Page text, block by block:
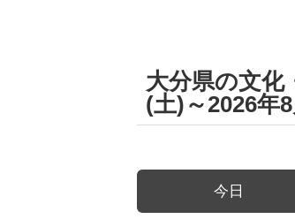
大分県の文化
(土)～2026年8
今日